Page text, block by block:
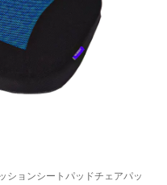
ションシートパッドチェアパッ